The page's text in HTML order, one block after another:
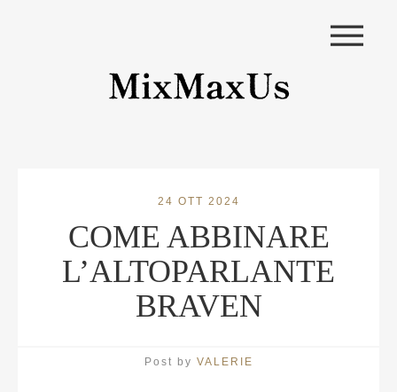
|||
24 OTT 2024
COME ABBINARE
L’ALTOPARLANTE
BRAVEN
Post by VALERIE